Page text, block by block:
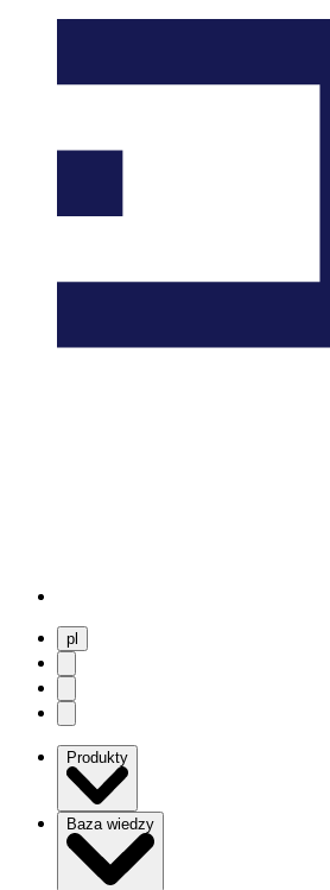
pl
Produkty
Baza wiedzy